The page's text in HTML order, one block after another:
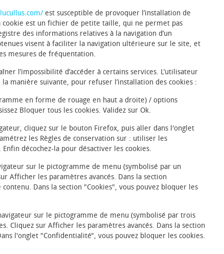
est susceptible de provoquer l’installation de
cookie est un fichier de petite taille, qui ne permet pas
des informations relatives à la navigation d’un
visent à faciliter la navigation ultérieure sur le site, et
mesures de fréquentation.
l’impossibilité d’accéder à certains services. L’utilisateur
manière suivante, pour refuser l’installation des cookies :
en forme de rouage en haut a droite) / options
Bloquer tous les cookies. Validez sur Ok.
cliquez sur le bouton Firefox, puis aller dans l'onglet
les Règles de conservation sur : utiliser les
décochez-la pour désactiver les cookies.
sur le pictogramme de menu (symbolisé par un
Afficher les paramètres avancés. Dans la section
Dans la section "Cookies", vous pouvez bloquer les
sur le pictogramme de menu (symbolisé par trois
Cliquez sur Afficher les paramètres avancés. Dans la section
l'onglet "Confidentialité", vous pouvez bloquer les cookies.